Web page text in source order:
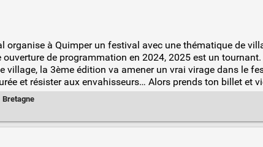
organise à Quimper un festival avec une thématique de
de programmation en 2024, 2025 est un tournant.
village, la 3ème édition va amener un vrai virage dans le
et résister aux envahisseurs… Alors prends ton billet et
Bretagne